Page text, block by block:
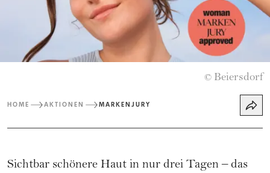
© Beiersdorf
HOME AKTIONEN MARKENJURY
Sichtbar schönere Haut in nur drei Tagen – das